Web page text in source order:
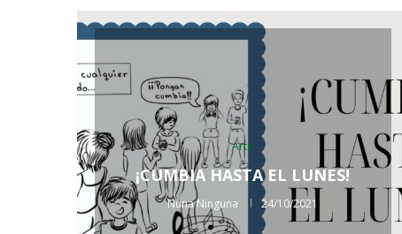
Arte
¡CUMBIA HASTA EL LUNES!
Nuna Ninguna 24/10/2021